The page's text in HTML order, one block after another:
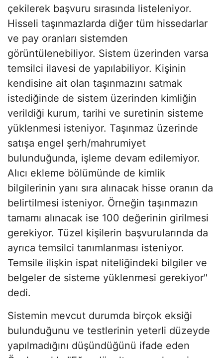
çekilerek başvuru sırasında listeleniyor.
Hisseli taşınmazlarda diğer tüm hissedarlar
ve pay oranları sistemden
görüntülenebiliyor. Sistem üzerinden varsa
temsilci ilavesi de yapılabiliyor. Kişinin
kendisine ait olan taşınmazını satmak
istediğinde de sistem üzerinden kimliğin
verildiği kurum, tarihi ve suretinin sisteme
yüklenmesi isteniyor. Taşınmaz üzerinde
satışa engel şerh/mahrumiyet
bulunduğunda, işleme devam edilemiyor.
Alıcı ekleme bölümünde de kimlik
bilgilerinin yanı sıra alınacak hisse oranın da
belirtilmesi isteniyor. Örneğin taşınmazın
tamamı alınacak ise 100 değerinin girilmesi
gerekiyor. Tüzel kişilerin başvurularında da
ayrıca temsilci tanımlanması isteniyor.
Temsile ilişkin ispat niteliğindeki bilgiler ve
belgeler de sisteme yüklenmesi gerekiyor"
dedi.
Sistemin mevcut durumda birçok eksiği
bulunduğunu ve testlerinin yeterli düzeyde
yapılmadığını düşündüğünü ifade eden